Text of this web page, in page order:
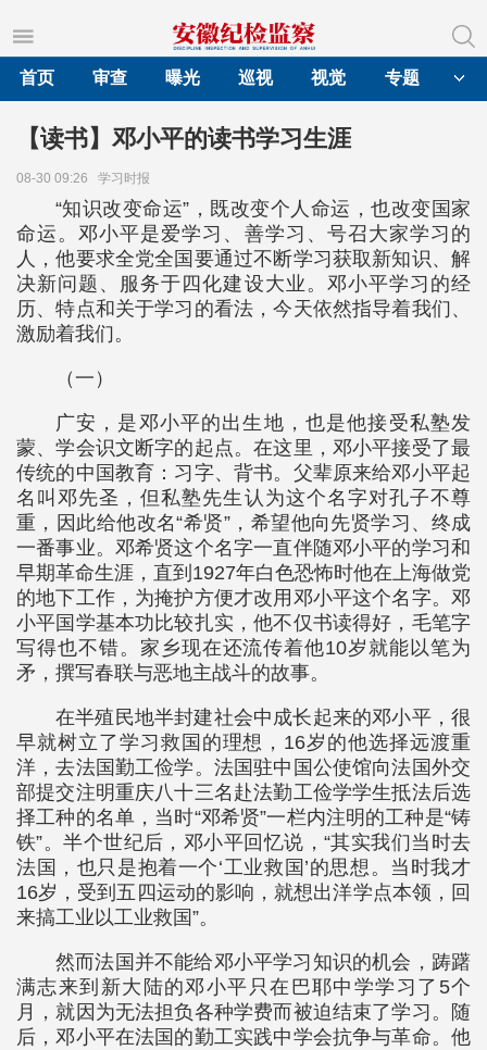
首页
审查 曝光 巡视 视觉 专题
【读书】邓小平的读书学习生涯
08-30 09:26 学习时报
“知识改变命运”，既改变个人命运，也改变国家
命运。邓小平是爱学习、善学习、号召大家学习的
人，他要求全党全国要通过不断学习获取新知识、解
决新问题、服务于四化建设大业。邓小平学习的经
历、特点和关于学习的看法，今天依然指导着我们、
激励着我们。
（一）
广安，是邓小平的出生地，也是他接受私塾发
蒙、学会识文断字的起点。在这里，邓小平接受了最
传统的中国教育：习字、背书。父辈原来给邓小平起
名叫邓先圣，但私塾先生认为这个名字对孔子不尊
重，因此给他改名“希贤”，希望他向先贤学习、终成
一番事业。邓希贤这个名字一直伴随邓小平的学习和
早期革命生涯，直到1927年白色恐怖时他在上海做党
的地下工作，为掩护方便才改用邓小平这个名字。邓
小平国学基本功比较扎实，他不仅书读得好，毛笔字
写得也不错。家乡现在还流传着他10岁就能以笔为
矛，撰写春联与恶地主战斗的故事。
在半殖民地半封建社会中成长起来的邓小平，很
早就树立了学习救国的理想，16岁的他选择远渡重
洋，去法国勤工俭学。法国驻中国公使馆向法国外交
部提交注明重庆八十三名赴法勤工俭学学生抵法后选
择工种的名单，当时“邓希贤”一栏内注明的工种是“铸
铁”。半个世纪后，邓小平回忆说，“其实我们当时去
法国，也只是抱着一个‘工业救国’的思想。当时我才
16岁，受到五四运动的影响，就想出洋学点本领，回
来搞工业以工业救国”。
然而法国并不能给邓小平学习知识的机会，踌躇
满志来到新大陆的邓小平只在巴耶中学学习了5个
月，就因为无法担负各种学费而被迫结束了学习。随
后，邓小平在法国的勤工实践中学会抗争与革命。他